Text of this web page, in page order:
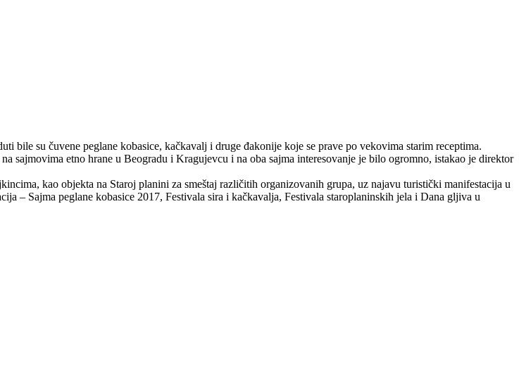
bile su čuvene peglane kobasice, kačkavalj i druge đakonije koje se prave po vekovima starim receptima.
sajmovima etno hrane u Beogradu i Kragujevcu i na oba sajma interesovanje je bilo ogromno, istakao je direktor
kao objekta na Staroj planini za smeštaj različitih organizovanih grupa, uz najavu turistički manifestacija u
– Sajma peglane kobasice 2017, Festivala sira i kačkavalja, Festivala staroplaninskih jela i Dana gljiva u